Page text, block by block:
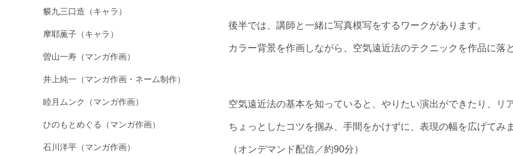
貘九三口造（キャラ）
摩耶薫子（キャラ）
曽山一寿（マンガ作画）
井上純一（マンガ作画・ネーム制作）
睦月ムンク（マンガ作画）
ひのもとめぐる（マンガ作画）
石川洋平（マンガ作画）
後半では、講師と一緒に写真模写をするワークがあります。
カラー背景を作画しながら、空気遠近法のテクニックを作品に落
空気遠近法の基本を知っていると、やりたい演出ができたり、リ
ちょっとしたコツを掴み、手間をかけずに、表現の幅を広げてみ
（オンデマンド配信／約90分）